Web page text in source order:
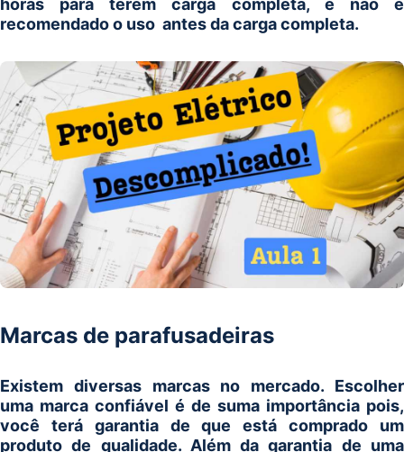
horas para terem carga completa, e não é
recomendado o uso antes da carga completa.
Marcas de parafusadeiras
Existem diversas marcas no mercado. Escolher
uma marca confiável é de suma importância pois,
você terá garantia de que está comprado um
produto de qualidade. Além da garantia de uma